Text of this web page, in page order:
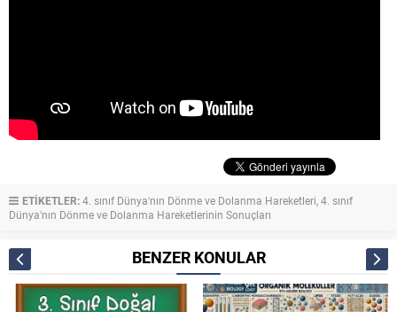
ETİKETLER:4. sınıf Dünya'nın Dönme ve Dolanma Hareketleri,4. sınıf
Dünya'nın Dönme ve Dolanma Hareketlerinin Sonuçları
BENZER KONULAR